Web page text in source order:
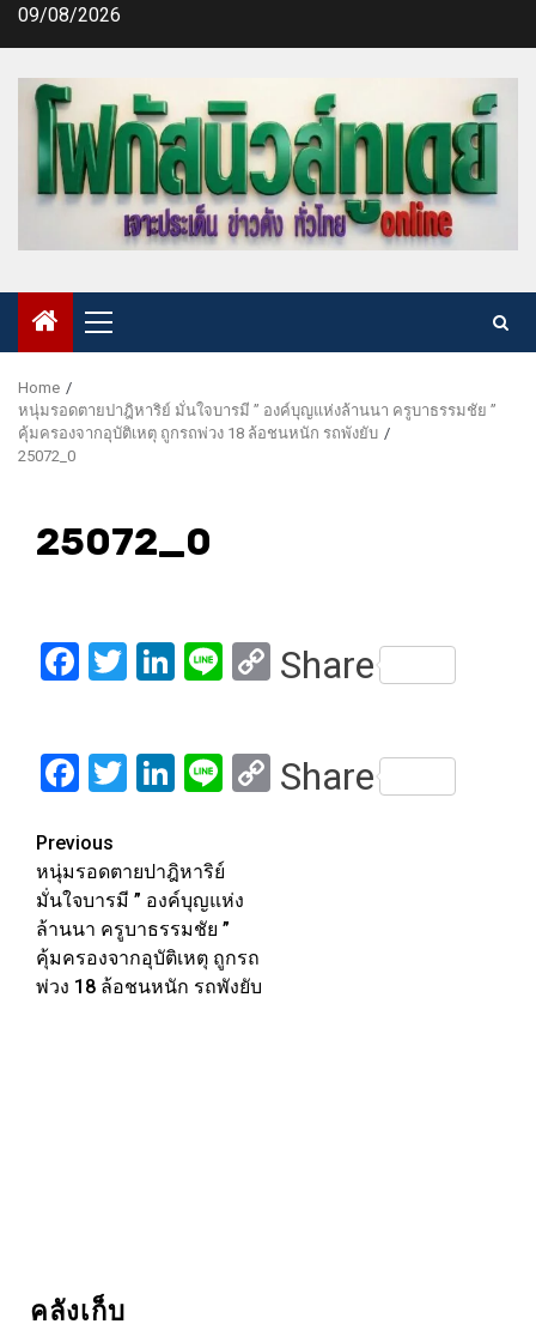
Skip09/08/2026
Primary
Menu
Home
หนุ่มรอดตายปาฎิหาริย์ มั่นใจบารมี ” องค์บุญแห่งล้านนา ครูบาธรรมชัย ”
คุ้มครองจากอุบัติเหตุ ถูกรถพ่วง 18 ล้อชนหนัก รถพังยับ
25072_0
25072_0
Facebook
Twitter
LinkedIn
LineCopy
Share
Facebook
Twitter
LinkedIn
LineCopy
Share
Post
navigation
Previous
หนุ่มรอดตายปาฎิหาริย์
มั่นใจบารมี ” องค์บุญแห่ง
ล้านนา ครูบาธรรมชัย ”
คุ้มครองจากอุบัติเหตุ ถูกรถ
พ่วง 18 ล้อชนหนัก รถพังยับ
คลังเก็บ